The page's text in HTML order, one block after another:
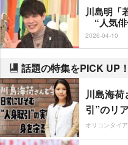
川島明「
“人気俳
2026-04-10
話題の特集をPICK UP！
川島海
引”のリ
オリコンタイ